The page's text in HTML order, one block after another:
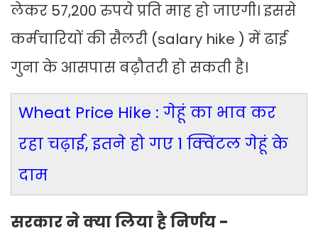
लेकर 57,200 रुपये प्रति माह हो जाएगी। इससे
कर्मचारियों की सैलरी (salary hike ) में ढाई
गुना के आसपास बढ़ौतरी हो सकती है।
Wheat Price Hike : गेहूं का भाव कर
रहा चढ़ाई, इतने हो गए 1 क्विंटल गेहूं के
दाम
सरकार ने क्या लिया है निर्णय -